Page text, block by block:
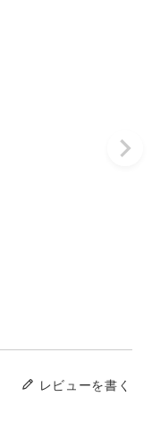
レビューを書く